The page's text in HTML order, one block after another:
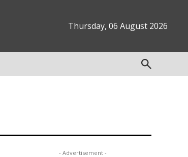
Thursday, 06 August 2026
- Advertisement -